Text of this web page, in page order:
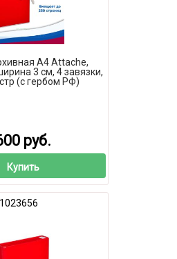
А4 Attache,
3 см, 4 завязки,
(с гербом РФ)
руб.
Купить